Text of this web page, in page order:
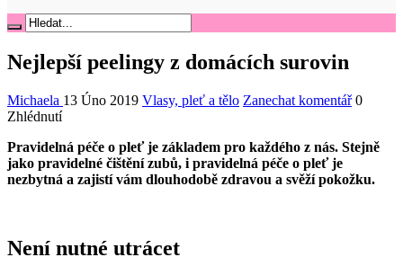
Nejlepší peelingy z domácích surovin
Michaela 13 Úno 2019 Vlasy, pleť a tělo Zanechat komentář 0
Zhlédnutí
Pravidelná péče o pleť je základem pro každého z nás. Stejně
jako pravidelné čištění zubů, i pravidelná péče o pleť je
nezbytná a zajistí vám dlouhodobě zdravou a svěží pokožku.
Není nutné utrácet